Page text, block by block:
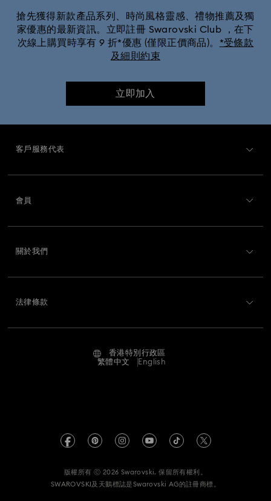
搶先獲得新款產品系列、時尚風格靈感、禮物推薦及獨
家優惠的最新資訊。立即註冊 Swarovski Club ，在下
次線上購買時享有 9 折*優惠 (僅限正價商品)。 *受條款
及細則約束
立即加入
客戶服務代表
退貨和換貨
聯絡我們
會員
關於我們
Code of Conduct & Policies
法律條款
有關 REACH 的資訊
香港特別行政區
繁體中文
English
版權所有 ⓒ 2026 Swarovski. 保留所有權利。
SWAROVSKI及天鵝標誌是Swarovski AG的註冊商標。